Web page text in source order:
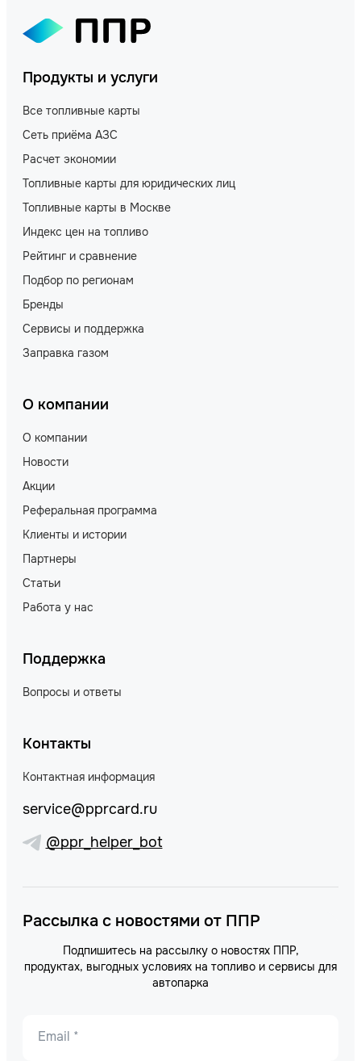
Продукты и услуги
Все топливные карты
Сеть приёма АЗС
Расчет экономии
Топливные карты для юридических лиц
Топливные карты в Москве
Индекс цен на топливо
Рейтинг и сравнение
Подбор по регионам
Бренды
Сервисы и поддержка
Заправка газом
О компании
О компании
Новости
Акции
Реферальная программа
Клиенты и истории
Партнеры
Статьи
Работа у нас
Поддержка
Вопросы и ответы
Контакты
Контактная информация
service@pprcard.ru
@ppr_helper_bot
Рассылка с новостями от ППР
Подпишитесь на рассылку о новостях ППР,
продуктах, выгодных условиях на топливо и сервисы для
автопарка
Email *